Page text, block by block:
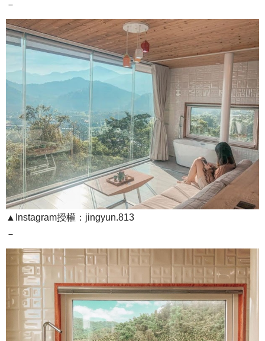
－
▲Instagram授權：jingyun.813
－